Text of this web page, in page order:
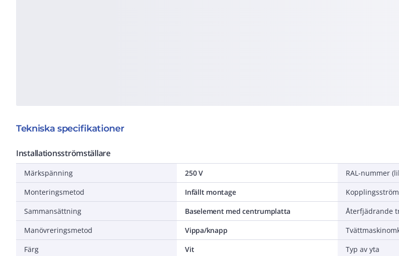
Tekniska specifikationer
Installationsströmställare
Märkspänning
250 V
Monteringsmetod
Infällt montage
Sammansättning
Baselement med centrumplatta
Manövreringsmetod
Vippa/knapp
Färg
Vit
RAL-nummer
Typ av yta